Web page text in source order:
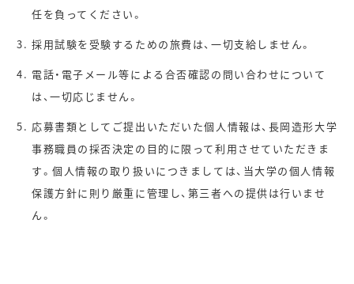
任を負ってください。
採用試験を受験するための旅費は、一切支給しません。
電話・電子メール等による合否確認の問い合わせについて
は、一切応じません。
応募書類としてご提出いただいた個人情報は、長岡造形大学
事務職員の採否決定の目的に限って利用させていただきま
す。個人情報の取り扱いにつきましては、当大学の個人情報
保護方針に則り厳重に管理し、第三者への提供は行いませ
ん。